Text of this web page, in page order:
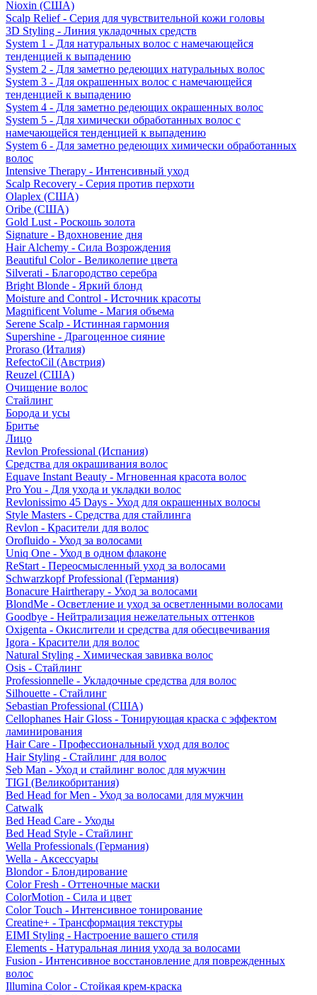
Nioxin (США)
Scalp Relief - Серия для чувствительной кожи головы
3D Styling - Линия укладочных средств
System 1 - Для натуральных волос с намечающейся
тенденцией к выпадению
System 2 - Для заметно редеющих натуральных волос
System 3 - Для окрашенных волос с намечающейся
тенденцией к выпадению
System 4 - Для заметно редеющих окрашенных волос
System 5 - Для химически обработанных волос с
намечающейся тенденцией к выпадению
System 6 - Для заметно редеющих химически обработанных
волос
Intensive Therapy - Интенсивный уход
Scalp Recovery - Серия против перхоти
Olaplex (США)
Oribe (США)
Gold Lust - Роскошь золота
Signature - Вдохновение дня
Hair Alchemy - Сила Возрождения
Beautiful Color - Великолепие цвета
Silverati - Благородство серебра
Bright Blonde - Яркий блонд
Moisture and Control - Источник красоты
Magnificent Volume - Магия объема
Serene Scalp - Истинная гармония
Supershine - Драгоценное сияние
Proraso (Италия)
RefectoCil (Австрия)
Reuzel (США)
Очищение волос
Стайлинг
Борода и усы
Бритье
Лицо
Revlon Professional (Испания)
Средства для окрашивания волос
Equave Instant Beauty - Мгновенная красота волос
Pro You - Для ухода и укладки волос
Revlonissimo 45 Days - Уход для окрашенных волосы
Style Masters - Средства для стайлинга
Revlon - Красители для волос
Orofluido - Уход за волосами
Uniq One - Уход в одном флаконе
ReStart - Переосмысленный уход за волосами
Schwarzkopf Professional (Германия)
Bonacure Hairtherapy - Уход за волосами
BlondMe - Осветление и уход за осветленными волосами
Goodbye - Нейтрализация нежелательных оттенков
Oxigenta - Окислители и средства для обесцвечивания
Igora - Красители для волос
Natural Styling - Химическая завивка волос
Osis - Стайлинг
Professionnelle - Укладочные средства для волос
Silhouette - Стайлинг
Sebastian Professional (США)
Cellophanes Hair Gloss - Тонирующая краска с эффектом
ламинирования
Hair Care - Профессиональный уход для волос
Hair Styling - Стайлинг для волос
Seb Man - Уход и стайлинг волос для мужчин
TIGI (Великобритания)
Bed Head for Men - Уход за волосами для мужчин
Catwalk
Bed Head Care - Уходы
Bed Head Style - Стайлинг
Wella Professionals (Германия)
Wella - Аксессуары
Blondor - Блондирование
Color Fresh - Оттеночные маски
ColorMotion - Сила и цвет
Color Touch - Интенсивное тонирование
Creatine+ - Трансформация текстуры
EIMI Styling - Настроение вашего стиля
Elements - Натуральная линия ухода за волосами
Fusion - Интенсивное восстановление для поврежденных
волос
Illumina Color - Стойкая крем-краска